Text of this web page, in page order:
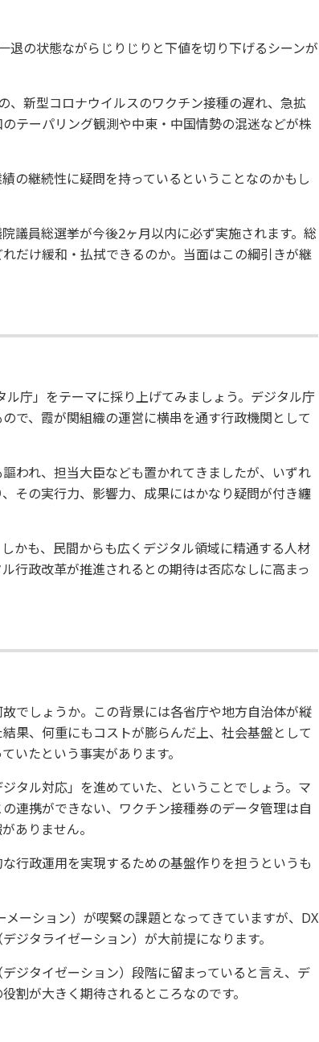
退の状態ながらじりじりと下値を切り下げるシーンが
、新型コロナウイルスのワクチン接種の遅れ、急拡
テーパリング観測や中東・中国情勢の混迷などが株
の継続性に疑問を持っているということなのかもし
議員総選挙が今後2ヶ月以内に必ず実施されます。総
だけ緩和・払拭できるのか。当面はこの綱引きが継
庁」をテーマに採り上げてみましょう。デジタル庁
で、霞が関組織の運営に横串を通す行政機関として
われ、担当大臣なども置かれてきましたが、いずれ
その実行力、影響力、成果にはかなり疑問が付き纏
かも、民間からも広くデジタル領域に精通する人材
行政改革が推進されるとの期待は否応なしに高まっ
でしょうか。この背景には各省庁や地方自治体が縦
果、何重にもコストが膨らんだ上、社会基盤として
いたという事実があります。
タル対応」を進めていた、ということでしょう。マ
連携ができない、ワクチン接種券のデータ管理は自
ありません。
行政運用を実現するための基盤作りを担うというも
ーション）が喫緊の課題となってきていますが、DX
ジタライゼーション）が大前提になります。
ジタイゼーション）段階に留まっていると言え、デ
割が大きく期待されるところなのです。